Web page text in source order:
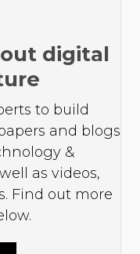
digital
to build
and blogs
&
as videos,
Find out more